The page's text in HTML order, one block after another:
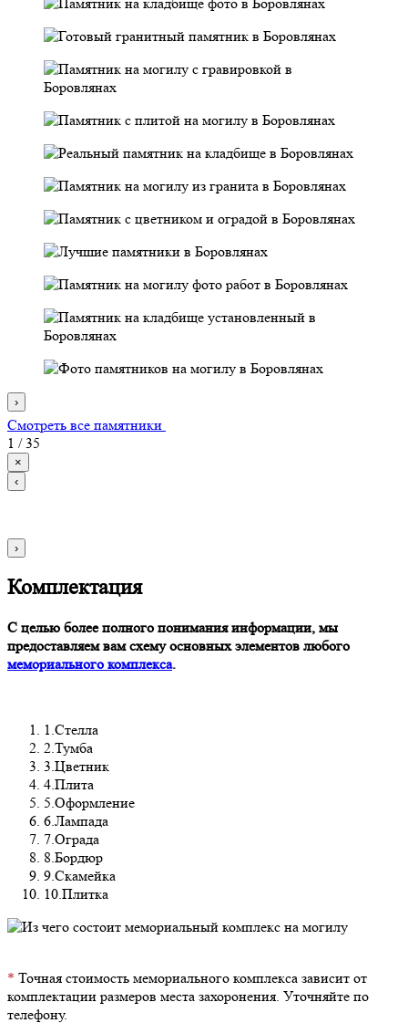
›
Смотреть все памятники
1 / 35
×
‹
›
Комплектация
С целью более полного понимания информации, мы
предоставляем вам схему основных элементов любого
мемориального комплекса.
1.Стелла
2.Тумба
3.Цветник
4.Плита
5.Оформление
6.Лампада
7.Ограда
8.Бордюр
9.Скамейка
10.Плитка
* Точная стоимость мемориального комплекса зависит от
комплектации размеров места захоронения. Уточняйте по
телефону.